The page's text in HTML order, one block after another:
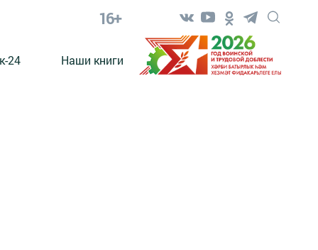
16+
24 Наши книги